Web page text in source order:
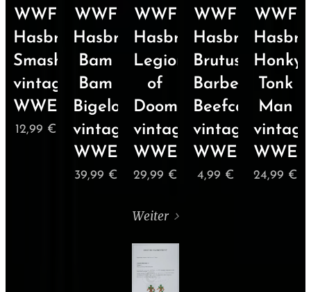
WWF
Hasbro
Smash
vintage
WWE
12,99 €
WWF
Hasbro
Bam
Bam
Bigelow
vintage
WWE
39,99 €
WWF
Hasbro
Legion
of
Doom
vintage
WWE
29,99 €
WWF
Hasbro
Brutus
Barber
Beefcake
vintage
WWE
4,99 €
WWF
Hasbro
Honky
Tonk
Man
vintage
WWE
24,99 €
Weiter